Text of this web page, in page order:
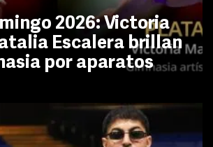
2026: Victoria
Escalera brillan
por aparatos